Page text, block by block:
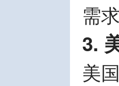
需
3.
美